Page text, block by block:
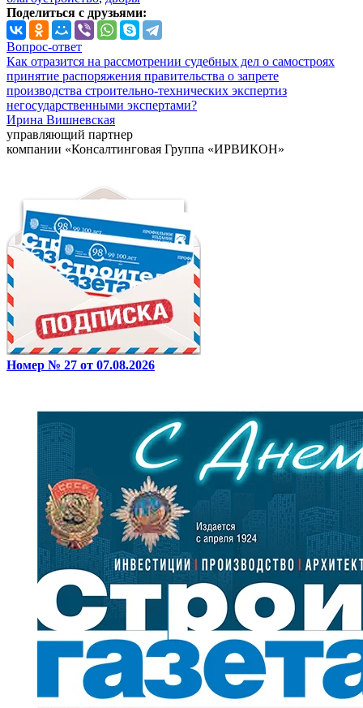
Поделиться с друзьями:
Вопрос-ответ
Как отразится на рассмотрении судебных дел о самостроях
принятие распоряжения правительства о запрете
производства строительно-технических экспертиз
негосударственными экспертами?
Ирина Вишневская
управляющий партнер
компании «Консалтинговая Группа «ИРВИКОН»
Номер № 27 от 07.08.2026